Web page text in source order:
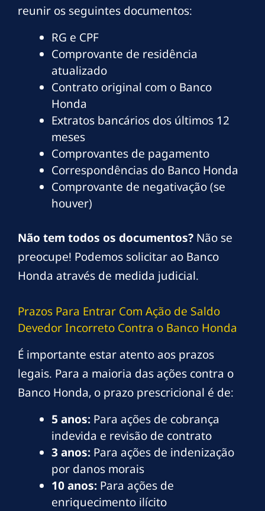
reunir os seguintes documentos:
RG e CPF
Comprovante de residência
atualizado
Contrato original com o Banco
Honda
Extratos bancários dos últimos 12
meses
Comprovantes de pagamento
Correspondências do Banco Honda
Comprovante de negativação (se
houver)
Não tem todos os documentos? Não se
preocupe! Podemos solicitar ao Banco
Honda através de medida judicial.
Prazos Para Entrar Com Ação de Saldo
Devedor Incorreto Contra o Banco Honda
É importante estar atento aos prazos
legais. Para a maioria das ações contra o
Banco Honda, o prazo prescricional é de:
5 anos: Para ações de cobrança
indevida e revisão de contrato
3 anos: Para ações de indenização
por danos morais
10 anos: Para ações de
enriquecimento ilícito